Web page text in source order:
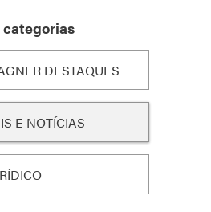
DESTAQUES
E NOTÍCIAS